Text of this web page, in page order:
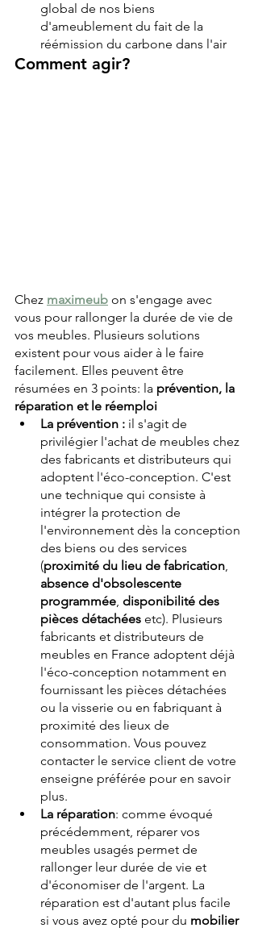
global de nos biens
d'ameublement du fait de la
réémission du carbone dans l'air
Comment agir?
Chez maximeub on s'engage avec
vous pour rallonger la durée de vie de
vos meubles. Plusieurs solutions
existent pour vous aider à le faire
facilement. Elles peuvent être
résumées en 3 points: la prévention, la
réparation et le réemploi
La prévention : il s'agit de
privilégier l'achat de meubles chez
des fabricants et distributeurs qui
adoptent l'éco-conception. C'est
une technique qui consiste à
intégrer la protection de
l'environnement dès la conception
des biens ou des services
(proximité du lieu de fabrication,
absence d'obsolescente
programmée, disponibilité des
pièces détachées etc). Plusieurs
fabricants et distributeurs de
meubles en France adoptent déjà
l'éco-conception notamment en
fournissant les pièces détachées
ou la visserie ou en fabriquant à
proximité des lieux de
consommation. Vous pouvez
contacter le service client de votre
enseigne préférée pour en savoir
plus.
La réparation: comme évoqué
précédemment, réparer vos
meubles usagés permet de
rallonger leur durée de vie et
d'économiser de l'argent. La
réparation est d'autant plus facile
si vous avez opté pour du mobilier